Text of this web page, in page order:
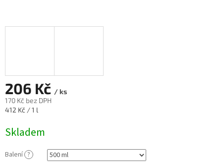
206 Kč / ks
170 Kč bez DPH
Měrná
412 Kč / 1 l
Skladem
Balení ?